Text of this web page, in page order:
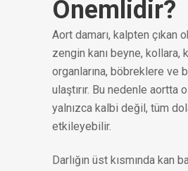
Önemlidir?
Aort damarı, kalpten çıkan
zengin kanı beyne, kollara,
organlarına, böbreklere ve
ulaştırır. Bu nedenle aortta
yalnızca kalbi değil, tüm
etkileyebilir.
Darlığın üst kısmında kan